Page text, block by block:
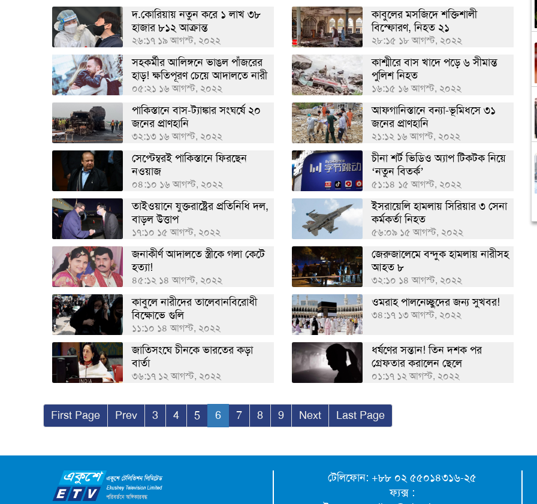
দ.কোরিয়ায় নতুন করে ১ লাখ ৩৮
হাজার ৮১২ আক্রান্ত
২৬:১৭ ১৯ আগস্ট, ২০২২
কাবুলের মসজিদে শক্তিশালী
বিস্ফোরণ, নিহত ২১
২৮:১৫ ১৮ আগস্ট, ২০২২
সহকর্মীর আলিঙ্গনে ভাঙল পাঁজরের
হাড়! ক্ষতিপূরণ চেয়ে আদালতে নারী
০৫:২১ ১৬ আগস্ট, ২০২২
কাশ্মীরে বাস খাদে পড়ে ৬ সীমান্ত
পুলিশ নিহত
১৬:১৫ ১৬ আগস্ট, ২০২২
পাকিস্তানে বাস-ট্যাঙ্কার সংঘর্ষে ২০
জনের প্রাণহানি
৩২:১৩ ১৬ আগস্ট, ২০২২
আফগানিস্তানে বন্যা-ভূমিধসে ৩১
জনের প্রাণহানি
২১:১২ ১৬ আগস্ট, ২০২২
সেপ্টেম্বরই পাকিস্তানে ফিরছেন
নওয়াজ
০৪:১০ ১৬ আগস্ট, ২০২২
চীনা শর্ট ভিডিও অ্যাপ টিকটক নিয়ে
‘নতুন বিতর্ক’
৫১:১৪ ১৫ আগস্ট, ২০২২
তাইওয়ানে যুক্তরাষ্ট্রের প্রতিনিধি দল,
বাড়ল উত্তাপ
১৭:১০ ১৫ আগস্ট, ২০২২
ইসরায়েলি হামলায় সিরিয়ার ৩ সেনা
কর্মকর্তা নিহত
৫৬:০৯ ১৫ আগস্ট, ২০২২
জনাকীর্ণ আদালতে স্ত্রীকে গলা কেটে
হত্যা!
৪৫:১২ ১৪ আগস্ট, ২০২২
জেরুজালেমে বন্দুক হামলায় নারীসহ
আহত ৮
৩২:১০ ১৪ আগস্ট, ২০২২
কাবুলে নারীদের তালেবানবিরোধী
বিক্ষোভে গুলি
১১:১০ ১৪ আগস্ট, ২০২২
ওমরাহ পালনেচ্ছুদের জন্য সুখবর!
৩৪:১৭ ১৩ আগস্ট, ২০২২
জাতিসংঘে চীনকে ভারতের কড়া
বার্তা
৩৬:১৭ ১২ আগস্ট, ২০২২
ধর্ষণের সন্তান! তিন দশক পর
গ্রেফতার করালেন ছেলে
০১:১৭ ১২ আগস্ট, ২০২২
First Page Prev 3 4 5 6 7 8 9 Next Last Page
টেলিফোন: +৮৮ ০২ ৫৫০১৪৩১৬-২৫
ফ্যক্স :